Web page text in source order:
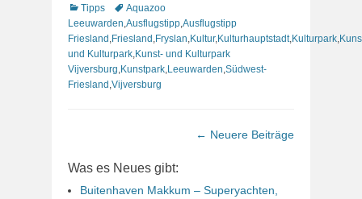
Kategorien
Tipps Schlagworte
Aquazoo
Leeuwarden,Ausflugstipp,Ausflugstipp
Friesland ,Friesland ,Fryslan,Kultur,Kulturhauptstadt,Kulturpark,
und Kulturpark,Kunst- und Kulturpark
Vijversburg,Kunstpark,Leeuwarden,Südwest-
Friesland ,Vijversburg
← Neuere Beiträge
Was es Neues gibt:
Buitenhaven Makkum – Superyachten,